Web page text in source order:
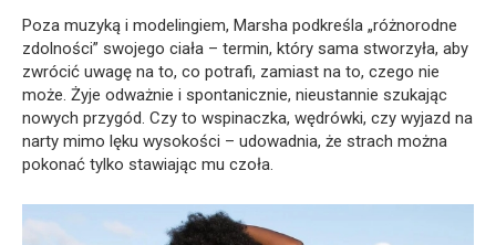
Poza muzyką i modelingiem, Marsha podkreśla „różnorodne
zdolności” swojego ciała – termin, który sama stworzyła, aby
zwrócić uwagę na to, co potrafi, zamiast na to, czego nie
może. Żyje odważnie i spontanicznie, nieustannie szukając
nowych przygód. Czy to wspinaczka, wędrówki, czy wyjazd na
narty mimo lęku wysokości – udowadnia, że strach można
pokonać tylko stawiając mu czoła.